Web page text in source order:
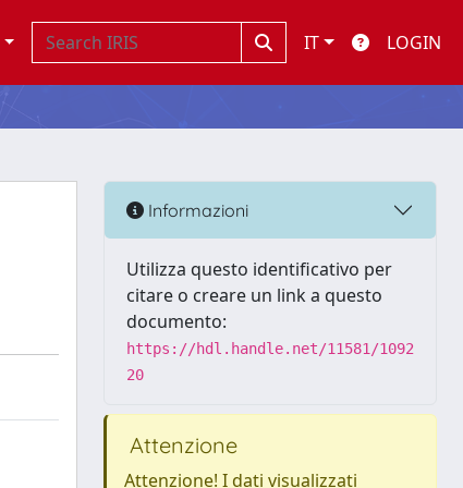
IT LOGIN
Informazioni
Utilizza questo identificativo per
citare o creare un link a questo
documento:
https://hdl.handle.net/11581/1092
20
Attenzione
Attenzione! I dati visualizzati